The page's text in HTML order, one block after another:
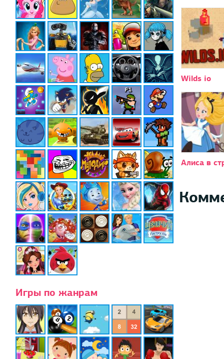
Игры по жанрам
Wilds io
Алиса в